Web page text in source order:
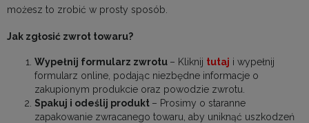
możesz to zrobić w prosty sposób.
Jak zgłosić zwrot towaru?
Wypełnij formularz zwrotu – Kliknij tutaj i wypełnij
formularz online, podając niezbędne informacje o
zakupionym produkcie oraz powodzie zwrotu.
Spakuj i odeślij produkt – Prosimy o staranne
zapakowanie zwracanego towaru, aby uniknąć uszkodzeń